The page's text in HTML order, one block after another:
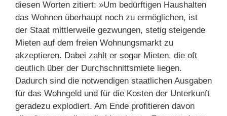
diesen Worten zitiert: »Um bedürftigen Haushalten
das Wohnen überhaupt noch zu ermöglichen, ist
der Staat mittlerweile gezwungen, stetig steigende
Mieten auf dem freien Wohnungsmarkt zu
akzeptieren. Dabei zahlt er sogar Mieten, die oft
deutlich über der Durchschnittsmiete liegen.
Dadurch sind die notwendigen staatlichen Ausgaben
für das Wohngeld und für die Kosten der Unterkunft
geradezu explodiert. Am Ende profitieren davon